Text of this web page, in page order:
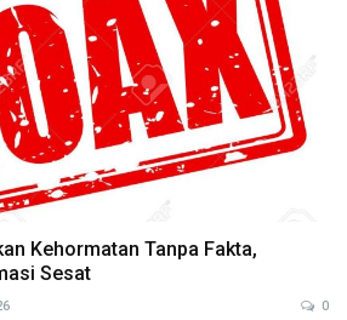
Kehormatan Tanpa Fakta,
Sesat
0